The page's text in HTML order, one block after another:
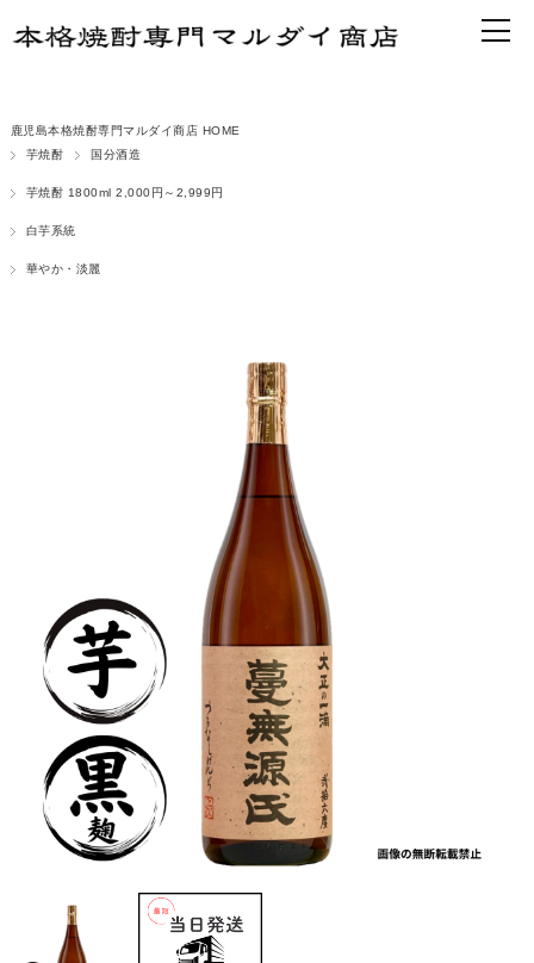
鹿児島本格焼酎専門マルダイ商店 HOME
芋焼酎
国分酒造
芋焼酎 1800ml 2,000円～2,999円
白芋系統
華やか・淡麗